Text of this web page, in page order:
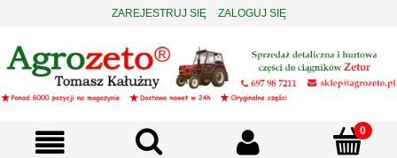
ZAREJESTRUJ SIĘ ZALOGUJ SIĘ